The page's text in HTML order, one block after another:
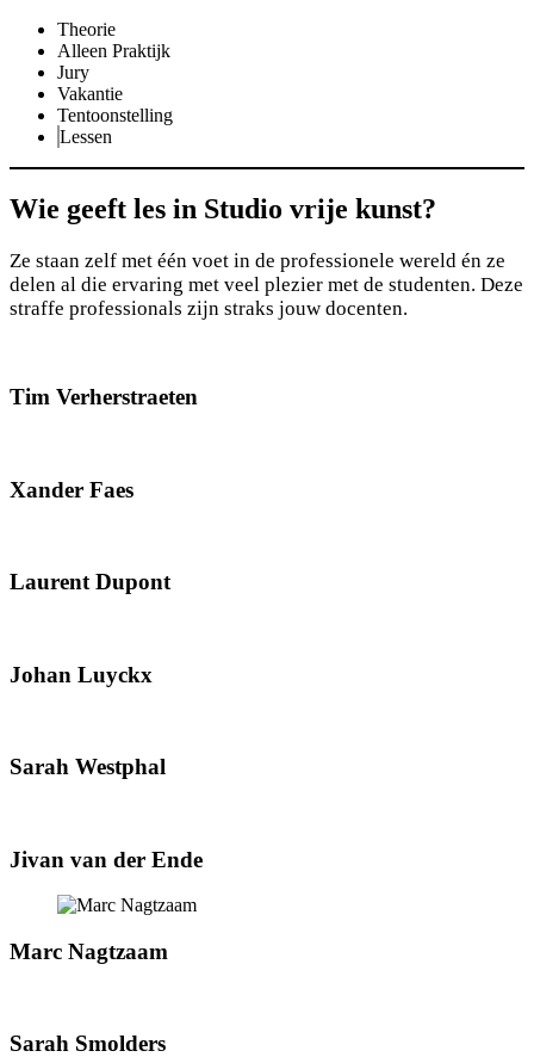
Theorie
Alleen Praktijk
Jury
Vakantie
Tentoonstelling
Lessen
Wie geeft les in Studio vrije kunst?
Ze staan zelf met één voet in de professionele wereld én ze
delen al die ervaring met veel plezier met de studenten. Deze
straffe professionals zijn straks jouw docenten.
Tim Verherstraeten
Xander Faes
Laurent Dupont
Johan Luyckx
Sarah Westphal
Jivan van der Ende
Marc Nagtzaam
Sarah Smolders